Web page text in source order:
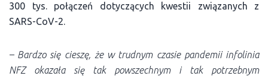
300 tys. połączeń dotyczących kwestii związanych z
SARS-CoV-2.
– Bardzo się cieszę, że w trudnym czasie pandemii infolinia
NFZ okazała się tak powszechnym i tak potrzebnym